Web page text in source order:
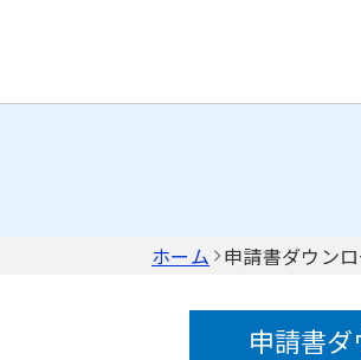
ホーム 申請書ダウン
申請書